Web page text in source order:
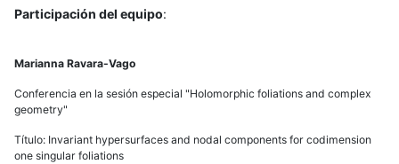
Participación del equipo:
Marianna Ravara-Vago
Conferencia en la sesión especial "Holomorphic foliations and complex
geometry"
Título: Invariant hypersurfaces and nodal components for codimension
one singular foliations